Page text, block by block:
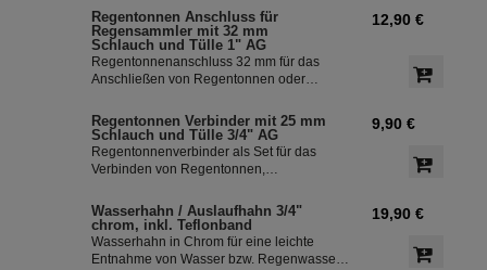
eine effiziente Nutzung des Regenwassers
und ist einfach zu installieren. Damit
können Sie bis zu 85 % des anfallenden
Regenwassers sammeln und in Ihre
Regentonne leiten.
Regentonnen Anschluss für
Regensammler mit 32 mm
Schlauch und Tülle 1" AG
Regentonnenanschluss 32 mm für das
Anschließen von Regentonnen oder
Schlauchdurchmesser von 32 mm.
12,90 €
Regentonnen Verbinder mit 25 mm
Schlauch und Tülle 3/4" AG
Regentonnenverbinder als Set für das
Verbinden von Regentonnen,
Regenwassertank mit einem
Schlauchdurchmesser von 25 mm
9,90 €
Wasserhahn / Auslaufhahn 3/4"
chrom, inkl. Teflonband
Wasserhahn in Chrom für eine leichte
Entnahme von Wasser bzw. Regenwasser
19,90 €